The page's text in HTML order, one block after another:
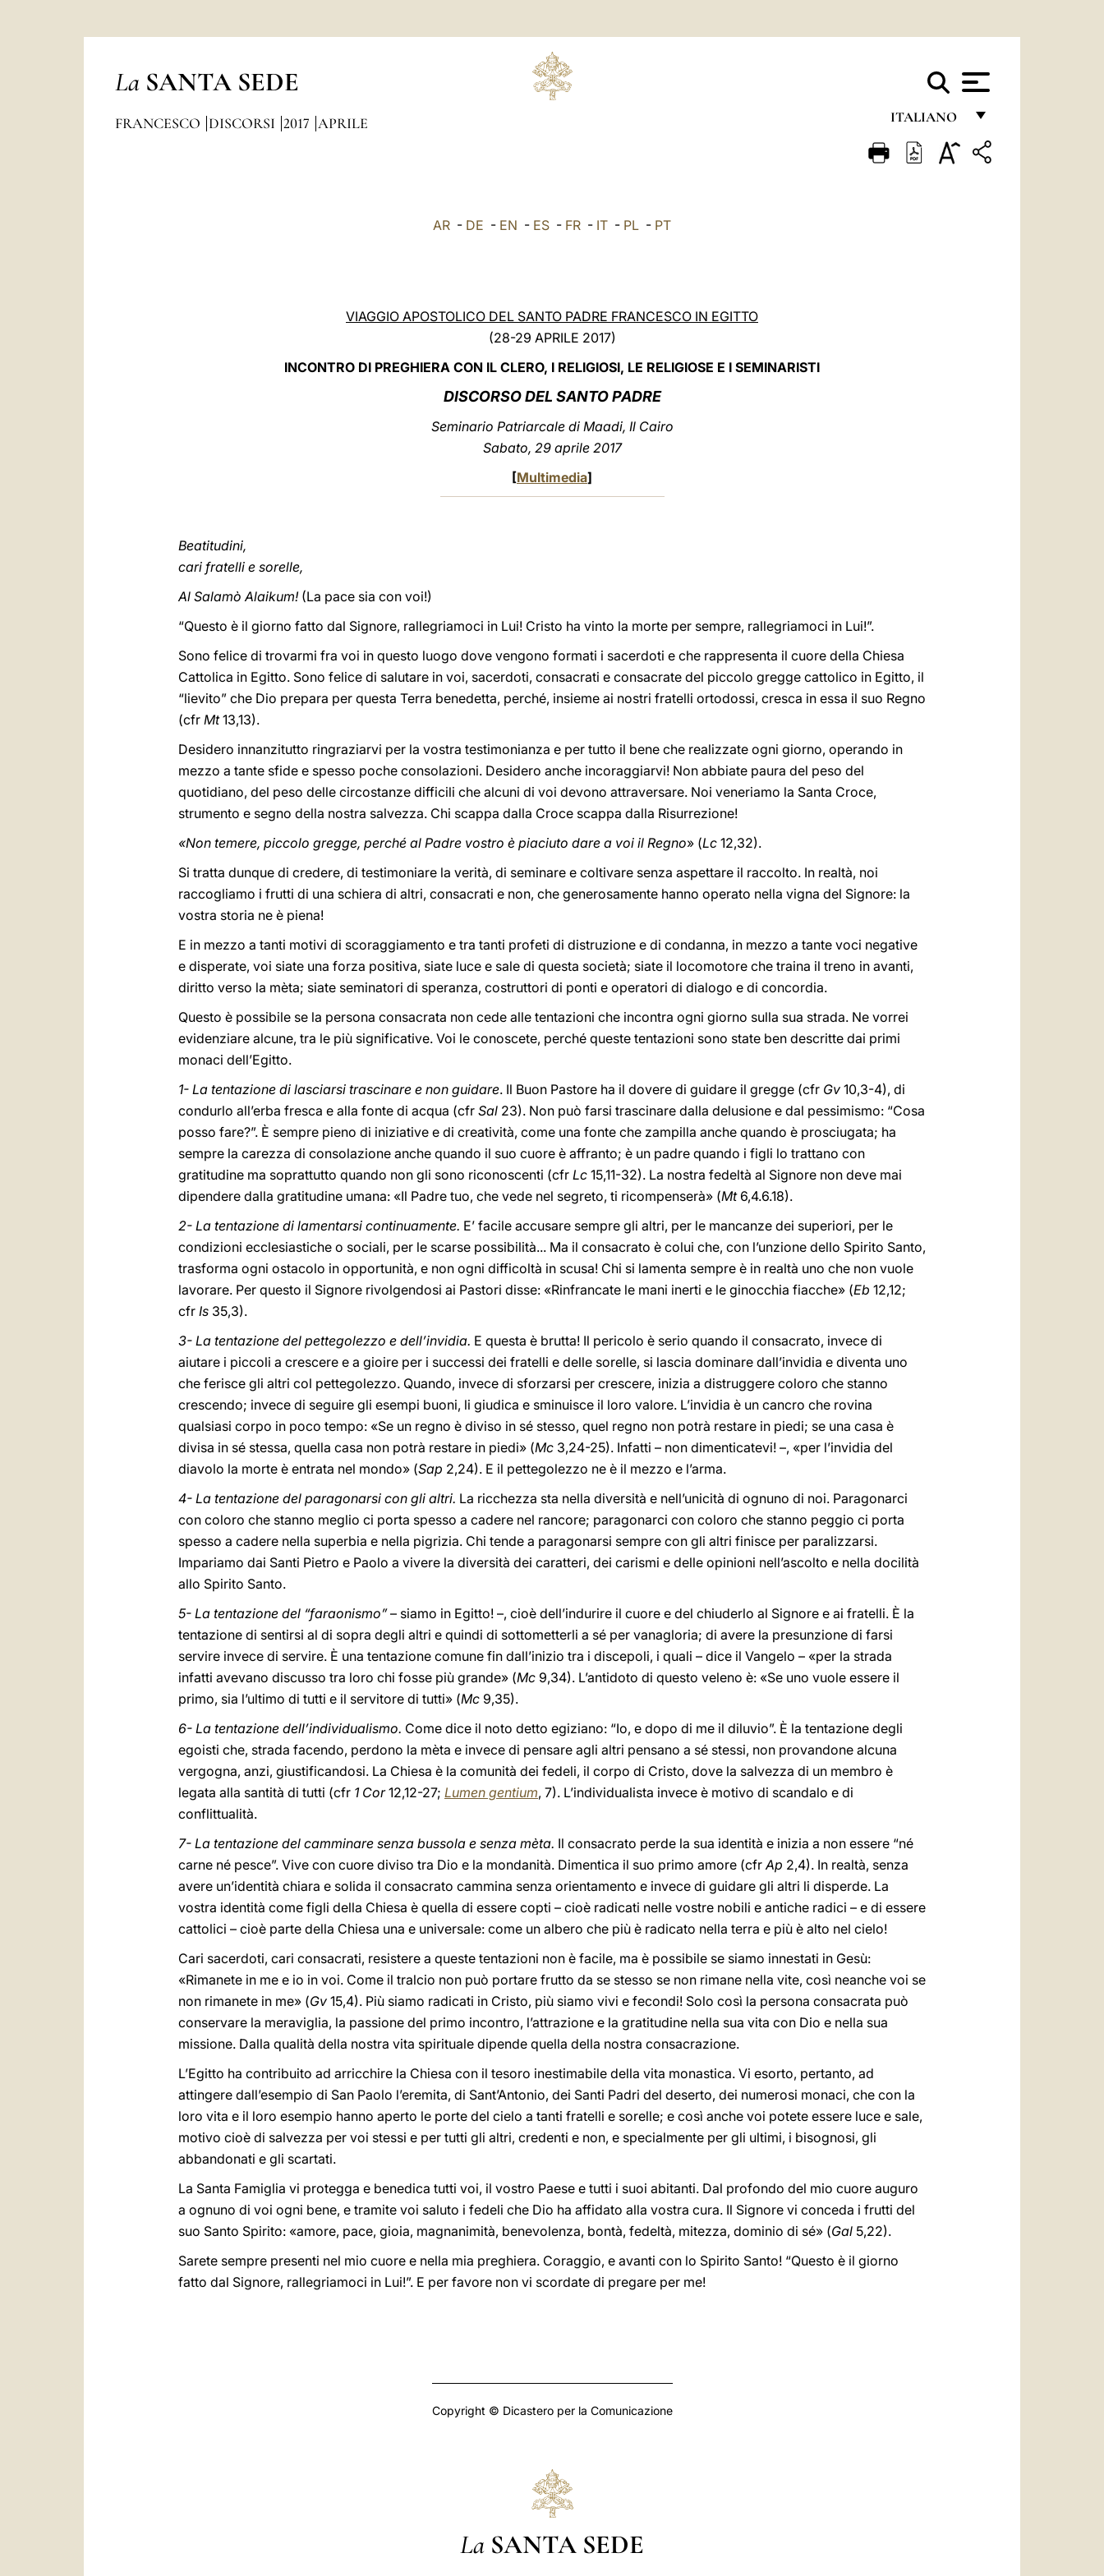
La SANTA SEDE
ITALIANO
FRANÇAIS
FRANCESCO DISCORSI 2017 APRILE
AR - DE - EN - ES - FR - IT - PL - PT
VIAGGIO APOSTOLICO DEL SANTO PADRE FRANCESCO IN EGITTO
(28-29 APRILE 2017)
INCONTRO DI PREGHIERA CON IL CLERO, I RELIGIOSI, LE RELIGIOSE E I SEMINARISTI
DISCORSO DEL SANTO PADRE
Seminario Patriarcale di Maadi, Il Cairo
Sabato, 29 aprile 2017
[Multimedia]
Beatitudini,
cari fratelli e sorelle,
Al Salamò Alaikum!(La pace sia con voi!)
“Questo è il giorno fatto dal Signore, rallegriamoci in Lui! Cristo ha vinto la morte per sempre, rallegriamoci in Lui!”.
Sono felice di trovarmi fra voi in questo luogo dove vengono formati i sacerdoti e che rappresenta il cuore della Chiesa
Cattolica in Egitto. Sono felice di salutare in voi, sacerdoti, consacrati e consacrate del piccolo gregge cattolico in Egitto, il
“lievito” che Dio prepara per questa Terra benedetta, perché, insieme ai nostri fratelli ortodossi, cresca in essa il suo Regno
(cfr Mt13,13).
Desidero innanzitutto ringraziarvi per la vostra testimonianza e per tutto il bene che realizzate ogni giorno, operando in
mezzo a tante sfide e spesso poche consolazioni. Desidero anche incoraggiarvi! Non abbiate paura del peso del
quotidiano, del peso delle circostanze difficili che alcuni di voi devono attraversare. Noi veneriamo la Santa Croce,
strumento e segno della nostra salvezza. Chi scappa dalla Croce scappa dalla Risurrezione!
«Non temere, piccolo gregge, perché al Padre vostro è piaciuto dare a voi il Regno» (Lc 12,32).
Si tratta dunque di credere, di testimoniare la verità, di seminare e coltivare senza aspettare il raccolto. In realtà, noi
raccogliamo i frutti di una schiera di altri, consacrati e non, che generosamente hanno operato nella vigna del Signore: la
vostra storia ne è piena!
E in mezzo a tanti motivi di scoraggiamento e tra tanti profeti di distruzione e di condanna, in mezzo a tante voci negative
e disperate, voi siate una forza positiva, siate luce e sale di questa società; siate il locomotore che traina il treno in avanti,
diritto verso la mèta; siate seminatori di speranza, costruttori di ponti e operatori di dialogo e di concordia.
Questo è possibile se la persona consacrata non cede alle tentazioni che incontra ogni giorno sulla sua strada. Ne vorrei
evidenziare alcune, tra le più significative. Voi le conoscete, perché queste tentazioni sono state ben descritte dai primi
monaci dell’Egitto.
1- La tentazione di lasciarsi trascinare e non guidare. Il Buon Pastore ha il dovere di guidare il gregge (cfr Gv 10,3-4), di
condurlo all’erba fresca e alla fonte di acqua (cfr Sal 23). Non può farsi trascinare dalla delusione e dal pessimismo: “Cosa
posso fare?”. È sempre pieno di iniziative e di creatività, come una fonte che zampilla anche quando è prosciugata; ha
sempre la carezza di consolazione anche quando il suo cuore è affranto; è un padre quando i figli lo trattano con
gratitudine ma soprattutto quando non gli sono riconoscenti (cfr Lc 15,11-32). La nostra fedeltà al Signore non deve mai
dipendere dalla gratitudine umana: «Il Padre tuo, che vede nel segreto, ti ricompenserà» (Mt6,4.6.18).
2- La tentazione di lamentarsi continuamente. E’ facile accusare sempre gli altri, per le mancanze dei superiori, per le
condizioni ecclesiastiche o sociali, per le scarse possibilità... Ma il consacrato è colui che, con l’unzione dello Spirito Santo,
trasforma ogni ostacolo in opportunità, e non ogni difficoltà in scusa! Chi si lamenta sempre è in realtà uno che non vuole
lavorare. Per questo il Signore rivolgendosi ai Pastori disse: «Rinfrancate le mani inerti e le ginocchia fiacche» (Eb 12,12;
cfr Is 35,3).
3- La tentazione del pettegolezzo e dell’invidia. E questa è brutta! Il pericolo è serio quando il consacrato, invece di
aiutare i piccoli a crescere e a gioire per i successi dei fratelli e delle sorelle, si lascia dominare dall’invidia e diventa uno
che ferisce gli altri col pettegolezzo. Quando, invece di sforzarsi per crescere, inizia a distruggere coloro che stanno
crescendo; invece di seguire gli esempi buoni, li giudica e sminuisce il loro valore. L’invidia è un cancro che rovina
qualsiasi corpo in poco tempo: «Se un regno è diviso in sé stesso, quel regno non potrà restare in piedi; se una casa è
divisa in sé stessa, quella casa non potrà restare in piedi» (Mc 3,24-25). Infatti – non dimenticatevi! –, «per l’invidia del
diavolo la morte è entrata nel mondo» (Sap 2,24). E il pettegolezzo ne è il mezzo e l’arma.
4- La tentazione del paragonarsi con gli altri. La ricchezza sta nella diversità e nell’unicità di ognuno di noi. Paragonarci
con coloro che stanno meglio ci porta spesso a cadere nel rancore; paragonarci con coloro che stanno peggio ci porta
spesso a cadere nella superbia e nella pigrizia. Chi tende a paragonarsi sempre con gli altri finisce per paralizzarsi.
Impariamo dai Santi Pietro e Paolo a vivere la diversità dei caratteri, dei carismi e delle opinioni nell’ascolto e nella docilità
allo Spirito Santo.
5- La tentazione del “faraonismo”– siamo in Egitto! –, cioè dell’indurire il cuore e del chiuderlo al Signore e ai fratelli. È la
tentazione di sentirsi al di sopra degli altri e quindi di sottometterli a sé per vanagloria; di avere la presunzione di farsi
servire invece di servire. È una tentazione comune fin dall’inizio tra i discepoli, i quali – dice il Vangelo – «per la strada
infatti avevano discusso tra loro chi fosse più grande» (Mc 9,34). L’antidoto di questo veleno è: «Se uno vuole essere il
primo, sia l’ultimo di tutti e il servitore di tutti» (Mc 9,35).
6- La tentazione dell’individualismo. Come dice il noto detto egiziano: “Io, e dopo di me il diluvio”. È la tentazione degli
egoisti che, strada facendo, perdono la mèta e invece di pensare agli altri pensano a sé stessi, non provandone alcuna
vergogna, anzi, giustificandosi. La Chiesa è la comunità dei fedeli, il corpo di Cristo, dove la salvezza di un membro è
legata alla santità di tutti (cfr 1 Cor12,12-27; Lumen gentium, 7). L’individualista invece è motivo di scandalo e di
conflittualità.
7- La tentazione del camminare senza bussola e senza mèta. Il consacrato perde la sua identità e inizia a non essere “né
carne né pesce”. Vive con cuore diviso tra Dio e la mondanità. Dimentica il suo primo amore (cfrAp 2,4). In realtà, senza
avere un’identità chiara e solida il consacrato cammina senza orientamento e invece di guidare gli altri li disperde. La
vostra identità come figli della Chiesa è quella di essere copti – cioè radicati nelle vostre nobili e antiche radici – e di essere
cattolici – cioè parte della Chiesa una e universale: come un albero che più è radicato nella terra e più è alto nel cielo!
Cari sacerdoti, cari consacrati, resistere a queste tentazioni non è facile, ma è possibile se siamo innestati in Gesù:
«Rimanete in me e io in voi. Come il tralcio non può portare frutto da se stesso se non rimane nella vite, così neanche voi se
non rimanete in me» (Gv 15,4). Più siamo radicati in Cristo, più siamo vivi e fecondi! Solo così la persona consacrata può
conservare la meraviglia, la passione del primo incontro, l’attrazione e la gratitudine nella sua vita con Dio e nella sua
missione. Dalla qualità della nostra vita spirituale dipende quella della nostra consacrazione.
L’Egitto ha contribuito ad arricchire la Chiesa con il tesoro inestimabile della vita monastica. Vi esorto, pertanto, ad
attingere dall’esempio di San Paolo l’eremita, di Sant’Antonio, dei Santi Padri del deserto, dei numerosi monaci, che con la
loro vita e il loro esempio hanno aperto le porte del cielo a tanti fratelli e sorelle; e così anche voi potete essere luce e sale,
motivo cioè di salvezza per voi stessi e per tutti gli altri, credenti e non, e specialmente per gli ultimi, i bisognosi, gli
abbandonati e gli scartati.
La Santa Famiglia vi protegga e benedica tutti voi, il vostro Paese e tutti i suoi abitanti. Dal profondo del mio cuore auguro
a ognuno di voi ogni bene, e tramite voi saluto i fedeli che Dio ha affidato alla vostra cura. Il Signore vi conceda i frutti del
suo Santo Spirito: «amore, pace, gioia, magnanimità, benevolenza, bontà, fedeltà, mitezza, dominio di sé» (Gal 5,22).
Sarete sempre presenti nel mio cuore e nella mia preghiera. Coraggio, e avanti con lo Spirito Santo! “Questo è il giorno
fatto dal Signore, rallegriamoci in Lui!”. E per favore non vi scordate di pregare per me!
Copyright © Dicastero per la Comunicazione
La SANTA SEDE